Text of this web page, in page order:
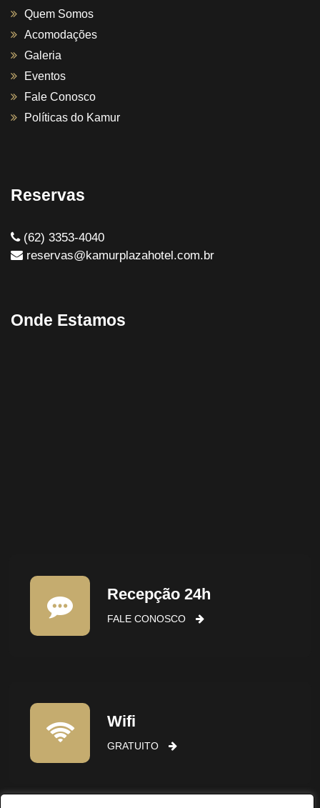
Quem Somos
Acomodações
Galeria
Eventos
Fale Conosco
Políticas do Kamur
Reservas
(62) 3353-4040
reservas@kamurplazahotel.com.br
Onde Estamos
Recepção 24h
FALE CONOSCO
Wifi
GRATUITO